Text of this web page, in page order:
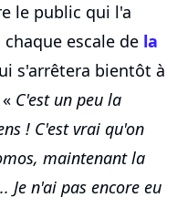
le public qui l'a
escale de la
s'arrêtera bientôt à
C'est un peu la
! C'est vrai qu'on
maintenant la
Je n'ai pas encore eu